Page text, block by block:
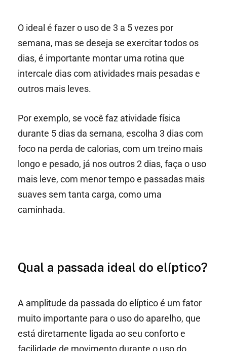
O ideal é fazer o uso de 3 a 5 vezes por
semana, mas se deseja se exercitar todos os
dias, é importante montar uma rotina que
intercale dias com atividades mais pesadas e
outros mais leves.
Por exemplo, se você faz atividade física
durante 5 dias da semana, escolha 3 dias com
foco na perda de calorias, com um treino mais
longo e pesado, já nos outros 2 dias, faça o uso
mais leve, com menor tempo e passadas mais
suaves sem tanta carga, como uma
caminhada.
Qual a passada ideal do elíptico?
A amplitude da passada do elíptico é um fator
muito importante para o uso do aparelho, que
está diretamente ligada ao seu conforto e
facilidade de movimento durante o uso do